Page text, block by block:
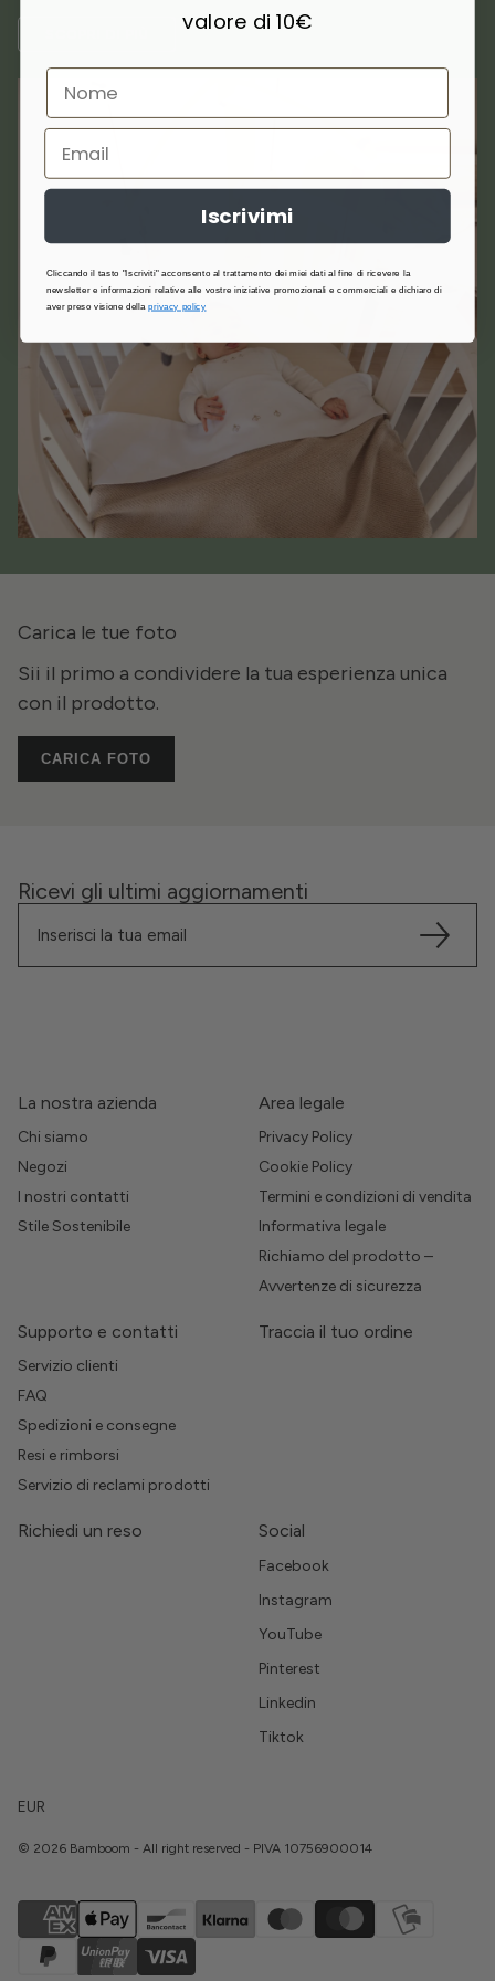
Carica le tue foto
Sii il primo a condividere la tua esperienza unica
con il prodotto.
CARICA FOTO
Ricevi gli ultimi aggiornamenti
La nostra azienda
Chi siamo
Negozi
I nostri contatti
Stile Sostenibile
Area legale
Privacy Policy
Cookie Policy
Termini e condizioni di vendita
Informativa legale
Richiamo del prodotto –
Avvertenze di sicurezza
Supporto e contatti
Servizio clienti
FAQ
Spedizioni e consegne
Resi e rimborsi
Servizio di reclami prodotti
Traccia il tuo ordine
Richiedi un reso Social
Facebook
Instagram
YouTube
Pinterest
Linkedin
Tiktok
EUR
© 2026 Bamboom - All right reserved - PIVA 10756900014
valore di 10€
Iscrivimi
Cliccando il tasto "Iscriviti" acconsento al trattamento dei miei dati al fine di ricevere la
newsletter e informazioni relative alle vostre iniziative promozionali e commerciali e dichiaro di
aver preso visione dellaprivacy policy